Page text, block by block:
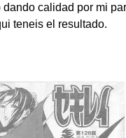
calidad por mi
teneis el resultado.